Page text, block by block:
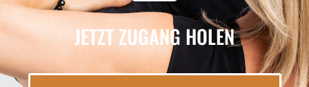
JETZT ZUGANG HOLEN